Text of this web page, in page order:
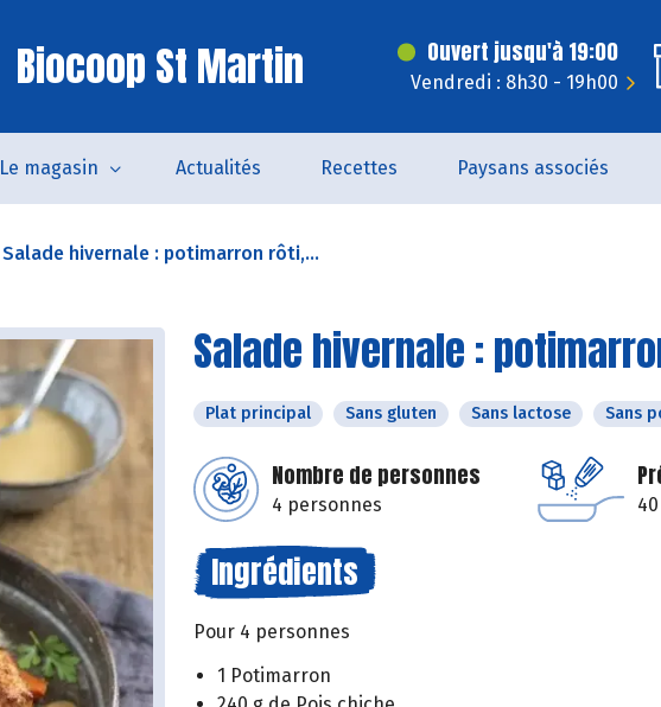
Biocoop St Martin Ouvert jusqu'à 19:00
Vendredi : 8h30 - 19h00
Le magasin Actualités Recettes Paysans associés
Salade hivernale : potimarron rôti,...
Salade hivernale :
Plat principal Sans gluten Sans lactose Sans
Nombre de personnes
4 personnes
Ingrédients
Pour 4 personnes
1 Potimarron